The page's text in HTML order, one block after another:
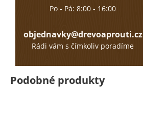
Po - Pá: 8:00 - 16:00
objednavky@drevoaprouti.cz
Rádi vám s čímkoliv poradíme
Podobné produkty